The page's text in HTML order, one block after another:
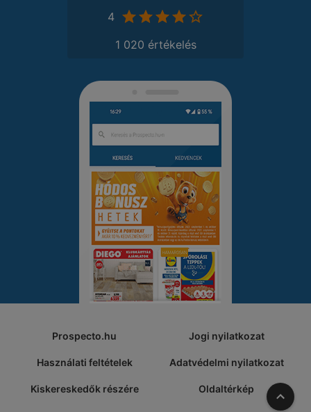
4
1 020 értékelés
Prospecto.hu Jogi nyilatkozat
Használati feltételek Adatvédelmi nyilatkozat
Kiskereskedők részére Oldaltérkép A